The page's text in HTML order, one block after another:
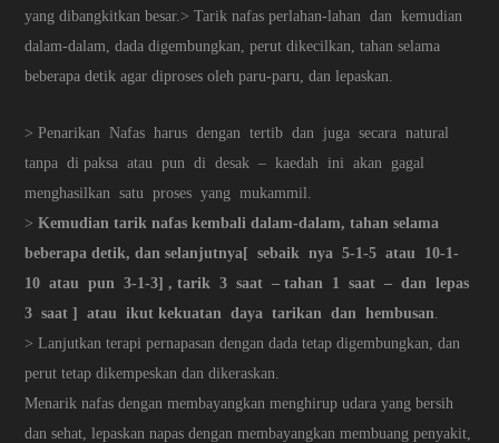
yang dibangkitkan besar.> Tarik nafas perlahan-lahan dan kemudian
dalam-dalam, dada digembungkan, perut dikecilkan, tahan selama
beberapa detik agar diproses oleh paru-paru, dan lepaskan.
> Penarikan Nafas harus dengan tertib dan juga secara natural
tanpa di paksa atau pun di desak – kaedah ini akan gagal
menghasilkan satu proses yang mukammil.
>Kemudian tarik nafas kembali dalam-dalam, tahan selama
beberapa detik, dan selanjutnya[ sebaik nya 5-1-5 atau 10-1-
10 atau pun 3-1-3] , tarik 3 saat – tahan 1 saat – dan lepas
3 saat ] atau ikut kekuatan daya tarikan dan hembusan
> Lanjutkan terapi pernapasan dengan dada tetap digembungkan, dan
perut tetap dikempeskan dan dikeraskan.
Menarik nafas dengan membayangkan menghirup udara yang bersih
dan sehat, lepaskan napas dengan membayangkan membuang penyakit,